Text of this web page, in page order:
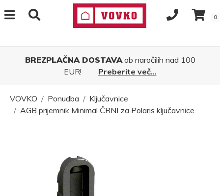
0
BREZPLAČNA DOSTAVAob naročilih nad 100
EUR!
Preberite več...
VOVKO Ponudba
Ključavnice
AGB prijemnik Minimal ČRNI za Polaris ključavnice